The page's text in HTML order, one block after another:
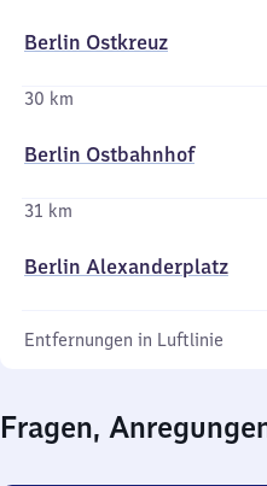
Berlin Ostkreuz
30 km
Berlin Ostbahnhof
31 km
Berlin Alexanderplatz
Entfernungen in Luftlinie
Fragen,